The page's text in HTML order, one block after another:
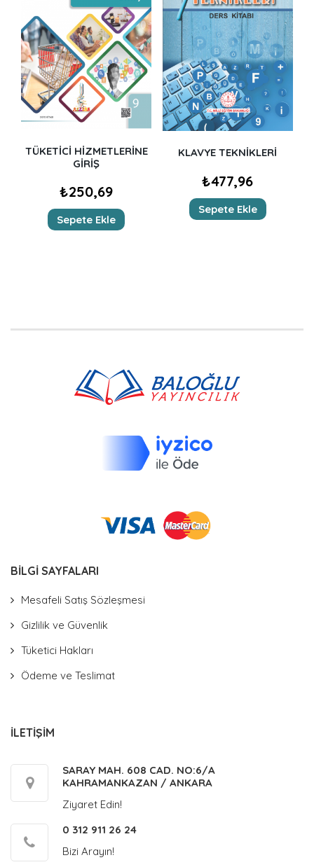
TÜKETİCİ HİZMETLERİNE
GİRİŞ
₺250,69
Sepete Ekle
KLAVYE TEKNİKLERİ
₺477,96
Sepete Ekle
BİLGİ SAYFALARI
Mesafeli Satış Sözleşmesi
Gizlilik ve Güvenlik
Tüketici Hakları
Ödeme ve Teslimat
İLETİŞİM
SARAY MAH. 608 CAD. NO:6/A
KAHRAMANKAZAN / ANKARA
Ziyaret Edin!
0 312 911 26 24
Bizi Arayın!